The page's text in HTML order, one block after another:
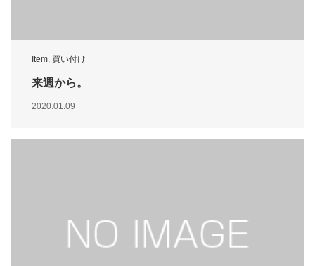
Item 買い付け
来週から。
2020.01.09